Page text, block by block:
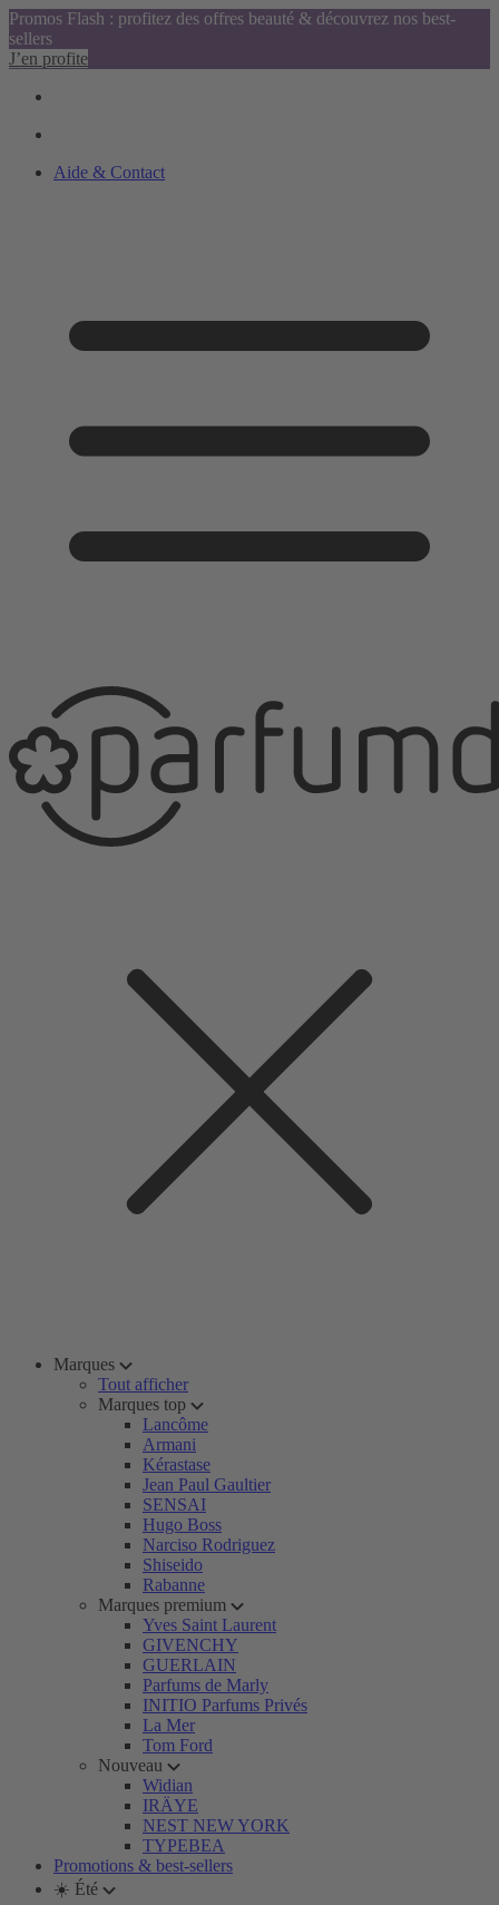
Promos Flash : profitez des offres beauté & découvrez nos best-
sellers
J’en profite
Aide & Contact
Marques
Tout afficher
Marques top
Lancôme
Armani
Kérastase
Jean Paul Gaultier
SENSAI
Hugo Boss
Narciso Rodriguez
Shiseido
Rabanne
Marques premium
Yves Saint Laurent
GIVENCHY
GUERLAIN
Parfums de Marly
INITIO Parfums Privés
La Mer
Tom Ford
Nouveau
Widian
IRÄYE
NEST NEW YORK
TYPEBEA
Promotions & best-sellers
☀️ Été